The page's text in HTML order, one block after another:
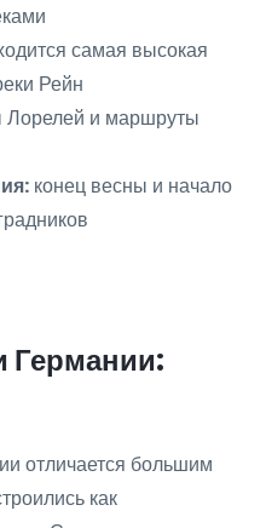
самая высокая
Рейн
Лорелей и маршруты
конец весны и начало
Германии:
отличается большим
как